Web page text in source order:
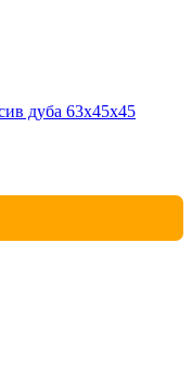
дуба 63х45х45